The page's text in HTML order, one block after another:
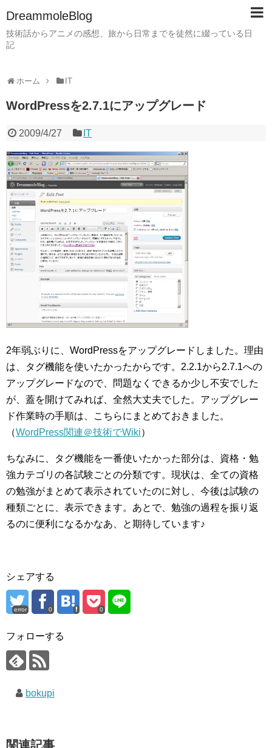
DreammoleBlog
技術話からアニメの感想、旅から日常までを徒然に綴っている日
記
ホーム IT
WordPressを2.7.1にアップグレード
2009/4/27 IT
2年弱ぶりに、WordPressをアップグレードしました。理由
は、タグ機能を使いたかったからです。2.2.1から2.7.1への
アップグレードなので、問題なくできるか少し不安でした
が、蓋を開けてみれば、全然大丈夫でした。アップグレー
ド作業時の手順は、こちらにまとめておきました。
（WordPress関連＠技術でWiki）
ちなみに、タグ機能を一番使いたかった部分は、資格・勉
強カテゴリの各試験ごとの分類です。現状は、全ての資格
の勉強がまとめて表示されていたのに対し、今後は試験の
種類ごとに、表示できます。あとで、勉強の過程を振り返
るのに便利になるかなあ、と期待しています♪
シェアする
error 0 0
フォローする
bokupi
関連記事